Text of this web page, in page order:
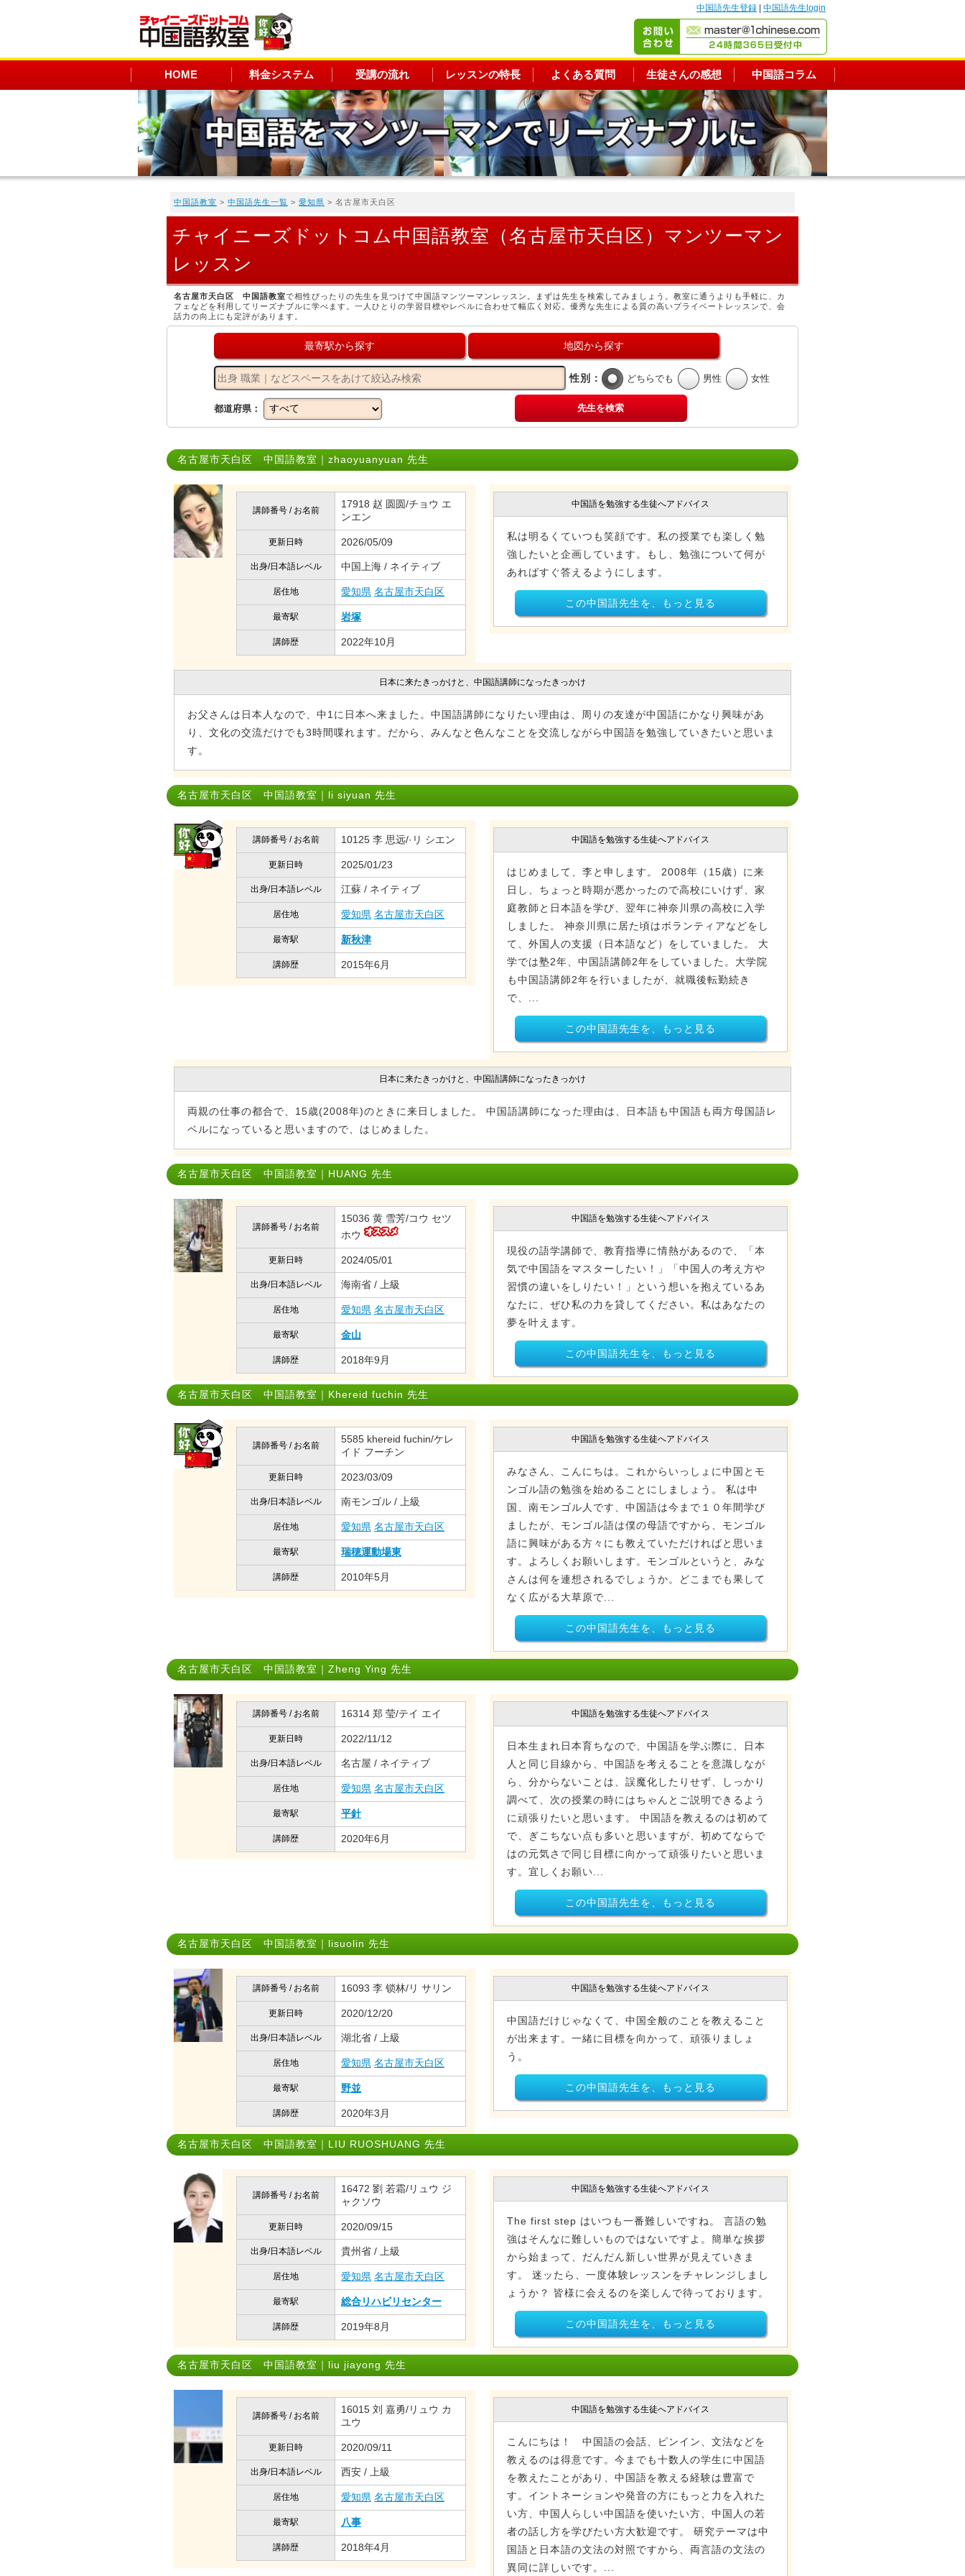
中国語先生登録 中国語先生login
HOME 料金システム 受講の流れ レッスンの特長 よくある質問 生徒さんの感想 中国語コラム
中国語教室 > 中国語先生一覧 > 愛知県 > 名古屋市天白区
チャイニーズドットコム中国語教室（名古屋市天白区）マンツーマン
レッスン
名古屋市天白区 中国語教室で相性ぴったりの先生を見つけて中国語マンツーマンレッスン。まずは先生を検索してみましょう。教室に通うよりも手軽に、カ
フェなどを利用してリーズナブルに学べます。一人ひとりの学習目標やレベルに合わせて幅広く対応。優秀な先生による質の高いプライベートレッスンで、会
話力の向上にも定評があります。
最寄駅から探す 地図から探す
性別： どちらでも 男性 女性
都道府県： 先生を検索
名古屋市天白区 中国語教室｜zhaoyuanyuan 先生
講師番号 / お名前
17918 赵 圆圆/チョウ エ
ンエン
更新日時 2026/05/09
出身/日本語レベル 中国上海 / ネイティブ
居住地 愛知県 名古屋市天白区
最寄駅 岩塚
講師歴 2022年10月
中国語を勉強する生徒へアドバイス
私は明るくていつも笑顔です。私の授業でも楽しく勉
強したいと企画しています。もし、勉強について何が
あればすぐ答えるようにします。
この中国語先生を、もっと見る
日本に来たきっかけと、中国語講師になったきっかけ
お父さんは日本人なので、中1に日本へ来ました。中国語講師になりたい理由は、周りの友達が中国語にかなり興味があ
り、文化の交流だけでも3時間喋れます。だから、みんなと色んなことを交流しながら中国語を勉強していきたいと思いま
す。
名古屋市天白区 中国語教室｜li siyuan 先生
講師番号 / お名前 10125 李 思远/·リ シエン
更新日時 2025/01/23
出身/日本語レベル 江蘇 / ネイティブ
居住地 愛知県 名古屋市天白区
最寄駅 新秋津
講師歴 2015年6月
中国語を勉強する生徒へアドバイス
はじめまして、李と申します。 2008年（15歳）に来
日し、ちょっと時期が悪かったので高校にいけず、家
庭教師と日本語を学び、翌年に神奈川県の高校に入学
しました。 神奈川県に居た頃はボランティアなどをし
て、外国人の支援（日本語など）をしていました。 大
学では塾2年、中国語講師2年をしていました。大学院
も中国語講師2年を行いましたが、就職後転勤続き
で、...
この中国語先生を、もっと見る
日本に来たきっかけと、中国語講師になったきっかけ
両親の仕事の都合で、15歳(2008年)のときに来日しました。 中国語講師になった理由は、日本語も中国語も両方母国語レ
ベルになっていると思いますので、はじめました。
名古屋市天白区 中国語教室｜HUANG 先生
講師番号 / お名前
15036 黄 雪芳/コウ セツ
ホウ
更新日時 2024/05/01
出身/日本語レベル 海南省 / 上級
居住地 愛知県 名古屋市天白区
最寄駅 金山
講師歴 2018年9月
中国語を勉強する生徒へアドバイス
現役の語学講師で、教育指導に情熱があるので、「本
気で中国語をマスターしたい！」「中国人の考え方や
習慣の違いをしりたい！」という想いを抱えているあ
なたに、ぜひ私の力を貸してください。私はあなたの
夢を叶えます。
この中国語先生を、もっと見る
名古屋市天白区 中国語教室｜Khereid fuchin 先生
講師番号 / お名前
5585 khereid fuchin/ケレ
イド フーチン
更新日時 2023/03/09
出身/日本語レベル 南モンゴル / 上級
居住地 愛知県 名古屋市天白区
最寄駅 瑞穂運動場東
講師歴 2010年5月
中国語を勉強する生徒へアドバイス
みなさん、こんにちは。これからいっしょに中国とモ
ンゴル語の勉強を始めることにしましょう。 私は中
国、南モンゴル人です、中国語は今まで１０年間学び
ましたが、モンゴル語は僕の母語ですから、モンゴル
語に興味がある方々にも教えていただければと思いま
す。よろしくお願いします。モンゴルというと、みな
さんは何を連想されるでしょうか。どこまでも果して
なく広がる大草原で...
この中国語先生を、もっと見る
名古屋市天白区 中国語教室｜Zheng Ying 先生
講師番号 / お名前 16314 郑 莹/テイ エイ
更新日時 2022/11/12
出身/日本語レベル 名古屋 / ネイティブ
居住地 愛知県 名古屋市天白区
最寄駅 平針
講師歴 2020年6月
中国語を勉強する生徒へアドバイス
日本生まれ日本育ちなので、中国語を学ぶ際に、日本
人と同じ目線から、中国語を考えることを意識しなが
ら、分からないことは、誤魔化したりせず、しっかり
調べて、次の授業の時にはちゃんとご説明できるよう
に頑張りたいと思います。 中国語を教えるのは初めて
で、ぎこちない点も多いと思いますが、初めてならで
はの元気さで同じ目標に向かって頑張りたいと思いま
す。宜しくお願い...
この中国語先生を、もっと見る
名古屋市天白区 中国語教室｜lisuolin 先生
講師番号 / お名前 16093 李 锁林/リ サリン
更新日時 2020/12/20
出身/日本語レベル 湖北省 / 上級
居住地 愛知県 名古屋市天白区
最寄駅 野並
講師歴 2020年3月
中国語を勉強する生徒へアドバイス
中国語だけじゃなくて、中国全般のことを教えること
が出来ます。一緒に目標を向かって、頑張りましょ
う。
この中国語先生を、もっと見る
名古屋市天白区 中国語教室｜LIU RUOSHUANG 先生
講師番号 / お名前
16472 劉 若霜/リュウ ジ
ャクソウ
更新日時 2020/09/15
出身/日本語レベル 貴州省 / 上級
居住地 愛知県 名古屋市天白区
最寄駅 総合リハビリセンター
講師歴 2019年8月
中国語を勉強する生徒へアドバイス
The first step はいつも一番難しいですね。 言語の勉
強はそんなに難しいものではないですよ。簡単な挨拶
から始まって、だんだん新しい世界が見えていきま
す。 迷ッたら、一度体験レッスンをチャレンジしまし
ょうか？ 皆様に会えるのを楽しんで待っております。
この中国語先生を、もっと見る
名古屋市天白区 中国語教室｜liu jiayong 先生
講師番号 / お名前
16015 刘 嘉勇/リュウ カ
ユウ
更新日時 2020/09/11
出身/日本語レベル 西安 / 上級
居住地 愛知県 名古屋市天白区
最寄駅 八事
講師歴 2018年4月
中国語を勉強する生徒へアドバイス
こんにちは！ 中国語の会話、ピンイン、文法などを
教えるのは得意です。今までも十数人の学生に中国語
を教えたことがあり、中国語を教える経験は豊富で
す。イントネーションや発音の方にもっと力を入れた
い方、中国人らしい中国語を使いたい方、中国人の若
者の話し方を学びたい方大歓迎です。 研究テーマは中
国語と日本語の文法の対照ですから、両言語の文法の
異同に詳しいです。...